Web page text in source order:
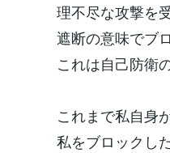
理不尽な攻撃を
遮断の意味でブ
これは自己防衛
これまで私自身
私をブロックし